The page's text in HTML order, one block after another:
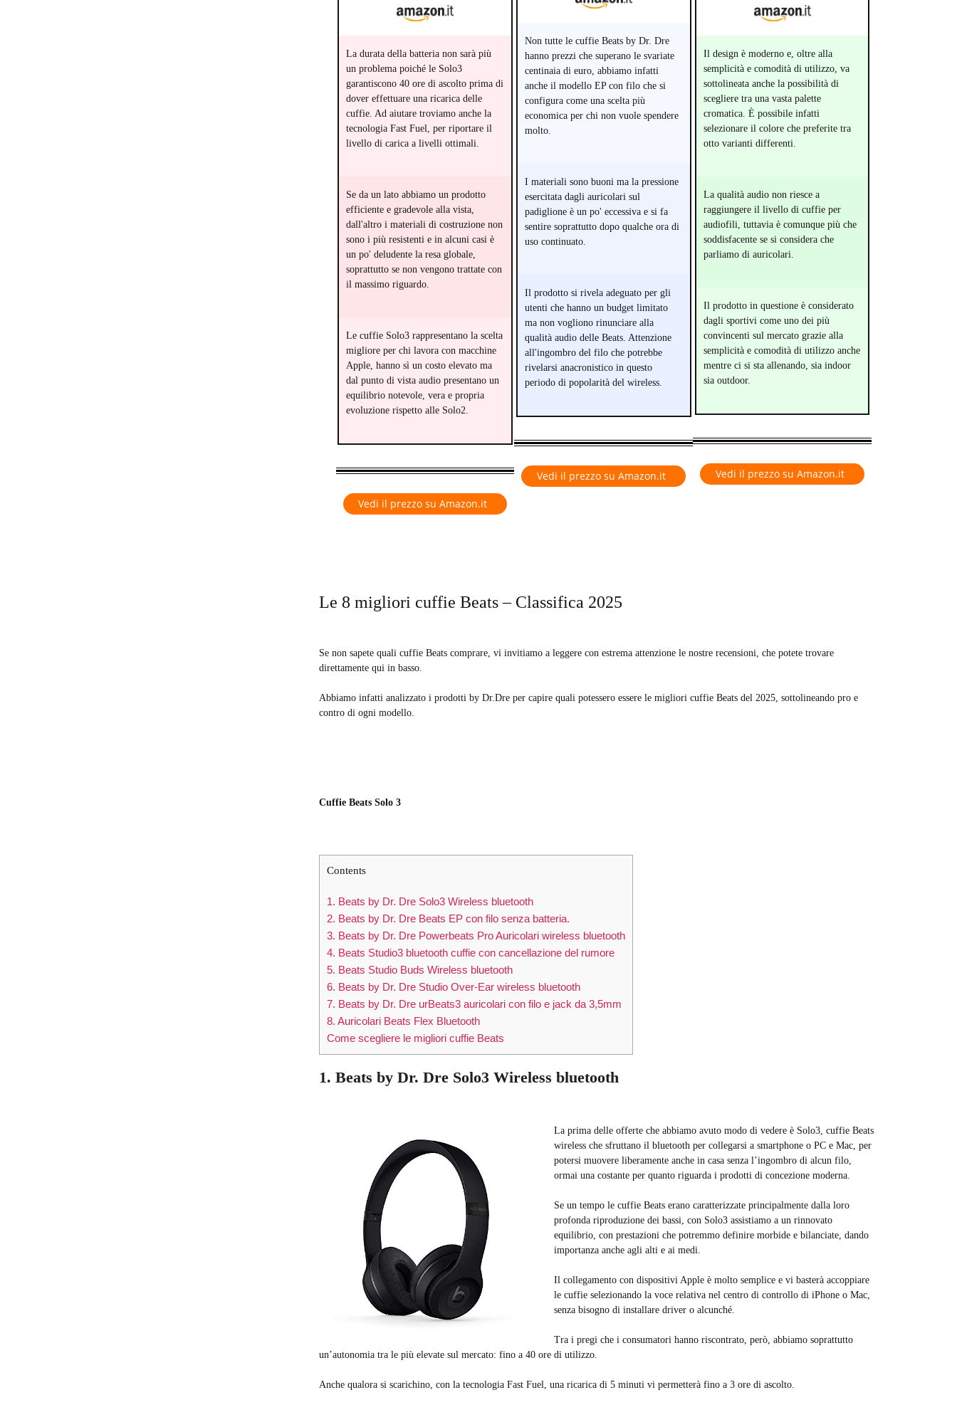
La durata della batteria non sarà più
un problema poiché le Solo3
garantiscono 40 ore di ascolto prima di
dover effettuare una ricarica delle
cuffie. Ad aiutare troviamo anche la
tecnologia Fast Fuel, per riportare il
livello di carica a livelli ottimali.
Se da un lato abbiamo un prodotto
efficiente e gradevole alla vista,
dall'altro i materiali di costruzione non
sono i più resistenti e in alcuni casi è
un po' deludente la resa globale,
soprattutto se non vengono trattate con
il massimo riguardo.
Le cuffie Solo3 rappresentano la scelta
migliore per chi lavora con macchine
Apple, hanno sì un costo elevato ma
dal punto di vista audio presentano un
equilibrio notevole, vera e propria
evoluzione rispetto alle Solo2.
Vedi il prezzo su Amazon.it
Non tutte le cuffie Beats by Dr. Dre
hanno prezzi che superano le svariate
centinaia di euro, abbiamo infatti
anche il modello EP con filo che si
configura come una scelta più
economica per chi non vuole spendere
molto.
I materiali sono buoni ma la pressione
esercitata dagli auricolari sul
padiglione è un po' eccessiva e si fa
sentire soprattutto dopo qualche ora di
uso continuato.
Il prodotto si rivela adeguato per gli
utenti che hanno un budget limitato
ma non vogliono rinunciare alla
qualità audio delle Beats. Attenzione
all'ingombro del filo che potrebbe
rivelarsi anacronistico in questo
periodo di popolarità del wireless.
Vedi il prezzo su Amazon.it
Il design è moderno e, oltre alla
semplicità e comodità di utilizzo, va
sottolineata anche la possibilità di
scegliere tra una vasta palette
cromatica. È possibile infatti
selezionare il colore che preferite tra
otto varianti differenti.
La qualità audio non riesce a
raggiungere il livello di cuffie per
audiofili, tuttavia è comunque più che
soddisfacente se si considera che
parliamo di auricolari.
Il prodotto in questione è considerato
dagli sportivi come uno dei più
convincenti sul mercato grazie alla
semplicità e comodità di utilizzo anche
mentre ci si sta allenando, sia indoor
sia outdoor.
Vedi il prezzo su Amazon.it
Le 8 migliori cuffie Beats – Classifica 2025
Se non sapete quali cuffie Beats comprare, vi invitiamo a leggere con estrema attenzione le nostre recensioni, che potete trovare
direttamente qui in basso.
Abbiamo infatti analizzato i prodotti by Dr.Dre per capire quali potessero essere le migliori cuffie Beats del 2025, sottolineando pro e
contro di ogni modello.
Cuffie Beats Solo 3
Contents
1. Beats by Dr. Dre Solo3 Wireless bluetooth
2. Beats by Dr. Dre Beats EP con filo senza batteria.
3. Beats by Dr. Dre Powerbeats Pro Auricolari wireless bluetooth
4. Beats Studio3 bluetooth cuffie con cancellazione del rumore
5. Beats Studio Buds Wireless bluetooth
6. Beats by Dr. Dre Studio Over-Ear wireless bluetooth
7. Beats by Dr. Dre urBeats3 auricolari con filo e jack da 3,5mm
8. Auricolari Beats Flex Bluetooth
Come scegliere le migliori cuffie Beats
1. Beats by Dr. Dre Solo3 Wireless bluetooth
La prima delle offerte che abbiamo avuto modo di vedere è Solo3, cuffie Beats
wireless che sfruttano il bluetooth per collegarsi a smartphone o PC e Mac, per
potersi muovere liberamente anche in casa senza l’ingombro di alcun filo,
ormai una costante per quanto riguarda i prodotti di concezione moderna.
Se un tempo le cuffie Beats erano caratterizzate principalmente dalla loro
profonda riproduzione dei bassi, con Solo3 assistiamo a un rinnovato
equilibrio, con prestazioni che potremmo definire morbide e bilanciate, dando
importanza anche agli alti e ai medi.
Il collegamento con dispositivi Apple è molto semplice e vi basterà accoppiare
le cuffie selezionando la voce relativa nel centro di controllo di iPhone o Mac,
senza bisogno di installare driver o alcunché.
Tra i pregi che i consumatori hanno riscontrato, però, abbiamo soprattutto
un’autonomia tra le più elevate sul mercato: fino a 40 ore di utilizzo.
Anche qualora si scarichino, con la tecnologia Fast Fuel, una ricarica di 5 minuti vi permetterà fino a 3 ore di ascolto.